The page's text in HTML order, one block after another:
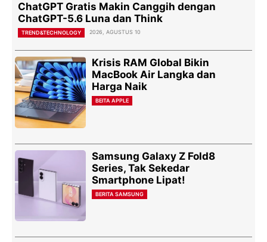
ChatGPT Gratis Makin Canggih dengan
ChatGPT-5.6 Luna dan Think
TREND&TECHNOLOGY 2026, AGUSTUS 10
Krisis RAM Global Bikin
MacBook Air Langka dan
Harga Naik
BEITA APPLE
Samsung Galaxy Z Fold8
Series, Tak Sekedar
Smartphone Lipat!
BERITA SAMSUNG